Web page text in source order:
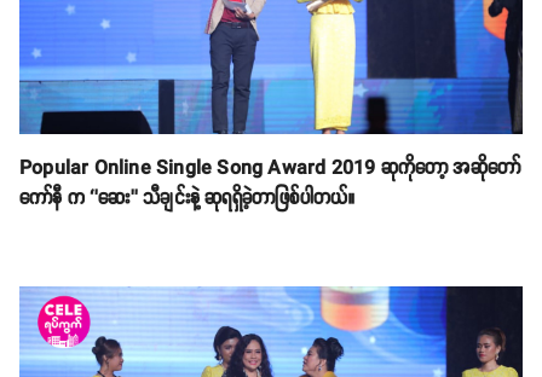
Popular Online Single Song Award 2019 ဆုကိုတော့ အဆိုတော်
ကော်နီ က ‘’ဆေး’’ သီချင်းနဲ့ ဆုရရှိခဲ့တာဖြစ်ပါတယ်။